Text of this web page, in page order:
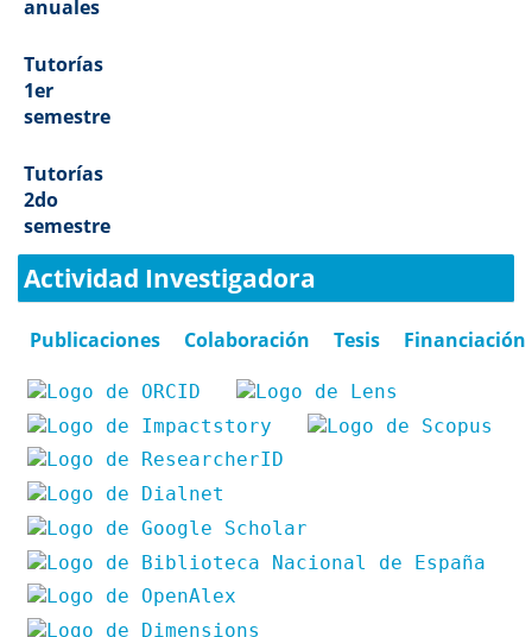
anuales
Tutorías
1er
semestre
Tutorías
2do
semestre
Actividad Investigadora
Publicaciones Colaboración Tesis Financiación